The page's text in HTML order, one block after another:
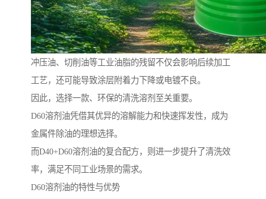
冲压油、切削油等工业油脂的残留不仅会影响后续加工
工艺，还可能导致涂层附着力下降或电镀不良。
因此，选择一款、环保的清洗溶剂至关重要。
D60溶剂油凭借其优异的溶解能力和快速挥发性，成为
金属件除油的理想选择。
而D40+D60溶剂油的复合配方，则进一步提升了清洗效
率，满足不同工业场景的需求。
D60溶剂油的特性与优势